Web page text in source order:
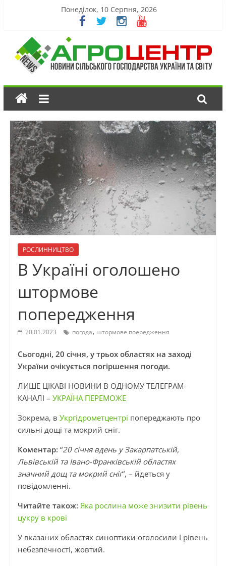
Понеділок, 10 Серпня, 2026
РОСЛИННИЦТВО
В Україні оголошено
штормове
попередження
20.01.2023 погода, штормове поередження
Сьогодні, 20 січня, у трьох областях на заході
України очікується погіршення погоди.
ЛИШЕ ЦІКАВІ НОВИНИ В ОДНОМУ ТЕЛЕГРАМ-
КАНАЛІ – УКРАЇНА ПЕРЕМОЖЕ
Зокрема, в Укргідрометцентрі попереджають про
сильні дощі та мокрий сніг.
Коментар: “20 січня вдень у Закарпатській,
Львівській та Івано-Франківській областях
значний дощ та мокрий сніг“, – йдеться у
повідомленні.
Читайте також: Яка рослина може знизити рівень
цукру в крові
У вказаних областях синоптики оголосили І рівень
небезпечності, жовтий.